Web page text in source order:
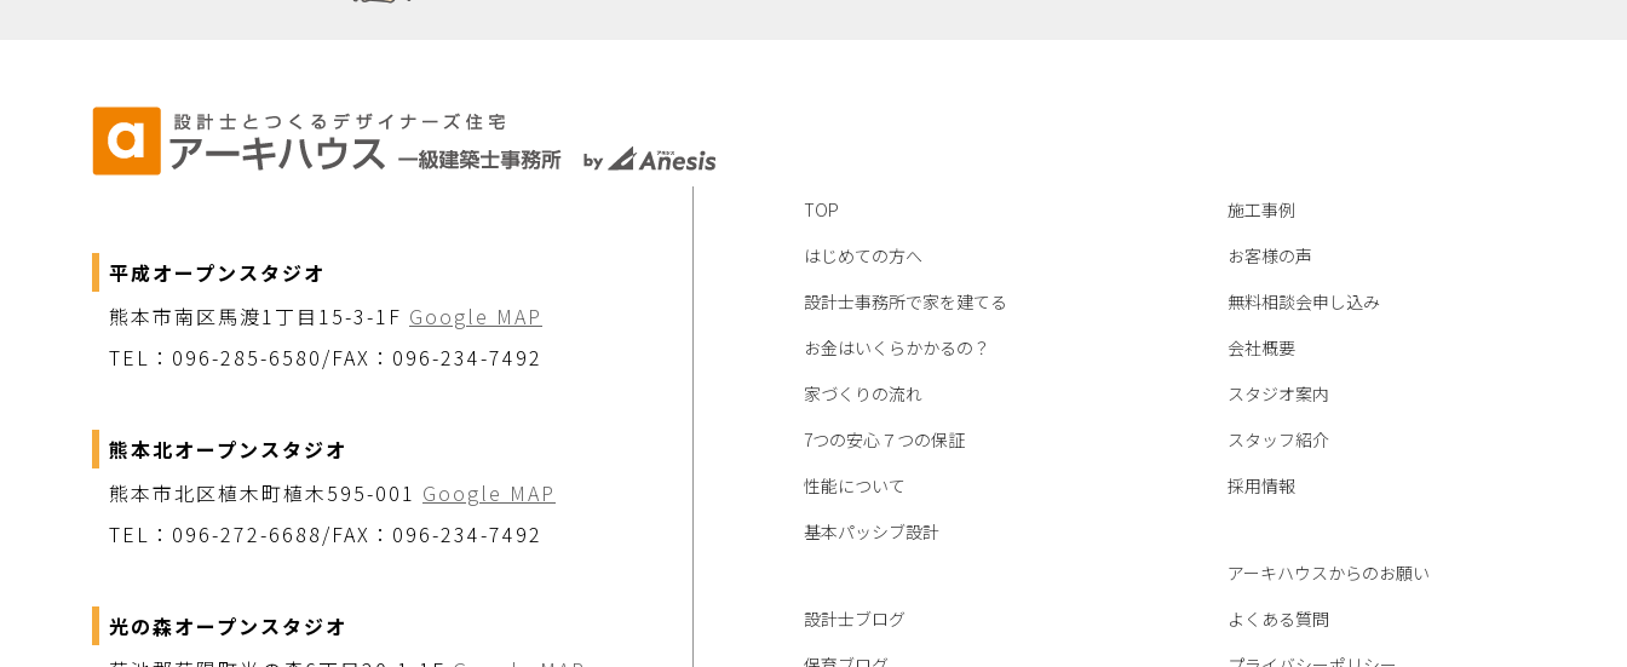
平成オープンスタジオ
熊本市南区馬渡1丁目15-3-1F Google MAP
TEL：096-285-6580/FAX：096-234-7492
熊本北オープンスタジオ
熊本市北区植木町植木595-001 Google MAP
TEL：096-272-6688/FAX：096-234-7492
光の森オープンスタジオ
TOP
はじめての方へ
設計士事務所で家を建てる
お金はいくらかかるの？
家づくりの流れ
7つの安心７つの保証
性能について
基本パッシブ設計
設計士ブログ
施工事例
お客様の声
無料相談会申し込み
会社概要
スタジオ案内
スタッフ紹介
採用情報
アーキハウスからのお願い
よくある質問